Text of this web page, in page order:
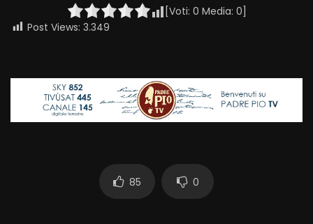
[Voti: 0 Media: 0]
Post Views: 3.349
85 0